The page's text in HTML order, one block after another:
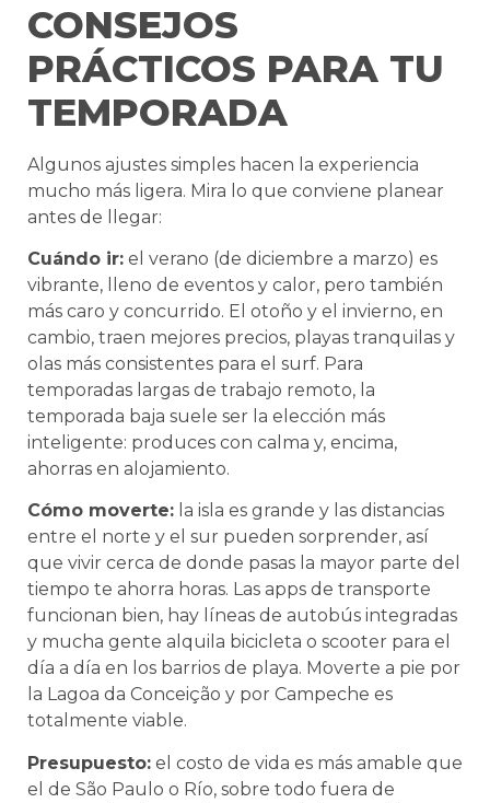
CONSEJOS
PRÁCTICOS PARA TU
TEMPORADA
Algunos ajustes simples hacen la experiencia
mucho más ligera. Mira lo que conviene planear
antes de llegar:
Cuándo ir: el verano (de diciembre a marzo) es
vibrante, lleno de eventos y calor, pero también
más caro y concurrido. El otoño y el invierno, en
cambio, traen mejores precios, playas tranquilas y
olas más consistentes para el surf. Para
temporadas largas de trabajo remoto, la
temporada baja suele ser la elección más
inteligente: produces con calma y, encima,
ahorras en alojamiento.
Cómo moverte: la isla es grande y las distancias
entre el norte y el sur pueden sorprender, así
que vivir cerca de donde pasas la mayor parte del
tiempo te ahorra horas. Las apps de transporte
funcionan bien, hay líneas de autobús integradas
y mucha gente alquila bicicleta o scooter para el
día a día en los barrios de playa. Moverte a pie por
la Lagoa da Conceição y por Campeche es
totalmente viable.
Presupuesto: el costo de vida es más amable que
el de São Paulo o Río, sobre todo fuera de